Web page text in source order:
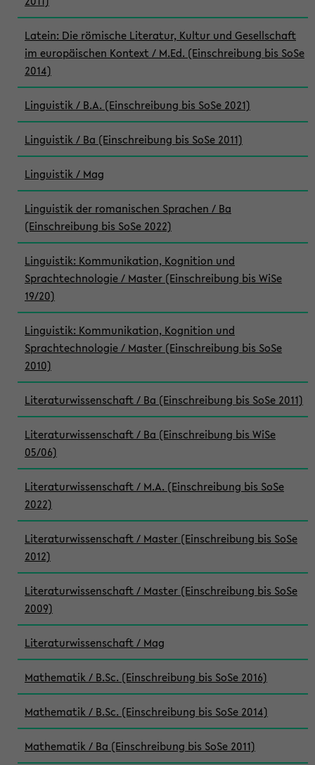
Latein: Die römische Literatur, Kultur und Gesellschaft
im europäischen Kontext / M.Ed. (Einschreibung bis SoSe
2014)
Linguistik / B.A. (Einschreibung bis SoSe 2021)
Linguistik / Ba (Einschreibung bis SoSe 2011)
Linguistik / Mag
Linguistik der romanischen Sprachen / Ba
(Einschreibung bis SoSe 2022)
Linguistik: Kommunikation, Kognition und
Sprachtechnologie / Master (Einschreibung bis WiSe
19/20)
Linguistik: Kommunikation, Kognition und
Sprachtechnologie / Master (Einschreibung bis SoSe
2010)
Literaturwissenschaft / Ba (Einschreibung bis SoSe 2011)
Literaturwissenschaft / Ba (Einschreibung bis WiSe
05/06)
Literaturwissenschaft / M.A. (Einschreibung bis SoSe
2022)
Literaturwissenschaft / Master (Einschreibung bis SoSe
2012)
Literaturwissenschaft / Master (Einschreibung bis SoSe
2009)
Literaturwissenschaft / Mag
Mathematik / B.Sc. (Einschreibung bis SoSe 2016)
Mathematik / B.Sc. (Einschreibung bis SoSe 2014)
Mathematik / Ba (Einschreibung bis SoSe 2011)